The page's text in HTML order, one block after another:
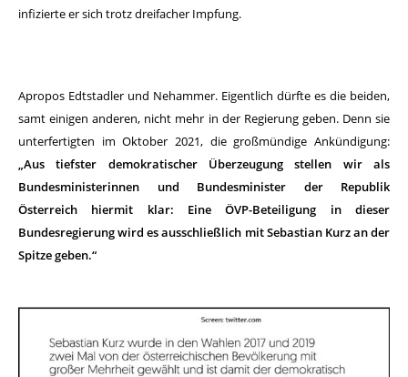
infizierte er sich trotz dreifacher Impfung.
Apropos Edtstadler und Nehammer. Eigentlich dürfte es die beiden,
samt einigen anderen, nicht mehr in der Regierung geben. Denn sie
unterfertigten im Oktober 2021, die großmündige Ankündigung:
„Aus tiefster demokratischer Überzeugung stellen wir als
Bundesministerinnen und Bundesminister der Republik
Österreich hiermit klar: Eine ÖVP-Beteiligung in dieser
Bundesregierung wird es ausschließlich mit Sebastian Kurz an der
Spitze geben.“